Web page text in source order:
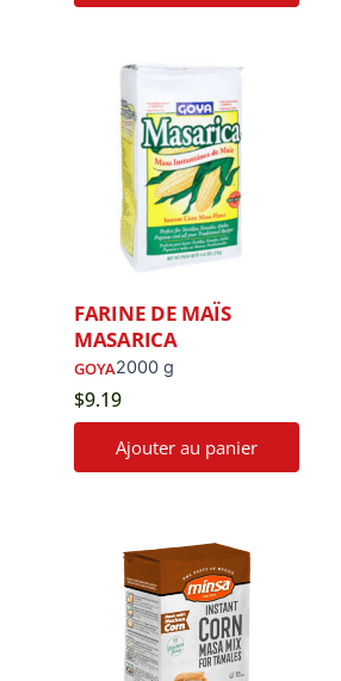
FARINE DE MAÏS
MASARICA
GOYA2000 g
$9.19
Ajouter au panier